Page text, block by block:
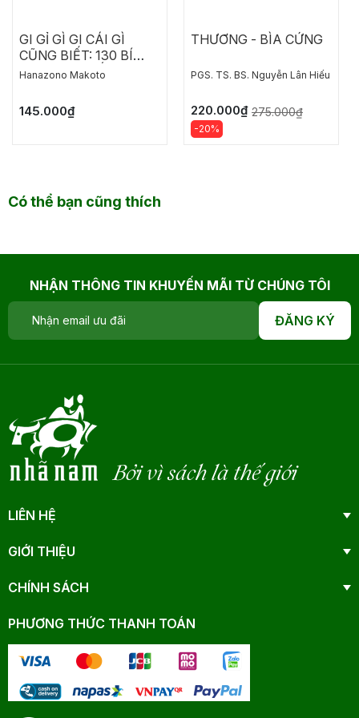
GI GỈ GÌ GI CÁI GÌ
CŨNG BIẾT: 130 BÍ
MẬT VUI NHẤT CHO
Hanazono Makoto
145.000₫
THƯƠNG - BÌA CỨNG
PGS. TS. BS. Nguyễn Lân Hiếu
220.000₫ 275.000₫
-20%
Có thể bạn cũng thích
NHẬN THÔNG TIN KHUYẾN MÃI TỪ CHÚNG TÔI
ĐĂNG KÝ
Bởi vì sách là thế giới
LIÊN HỆ
GIỚI THIỆU
CHÍNH SÁCH
PHƯƠNG THỨC THANH TOÁN